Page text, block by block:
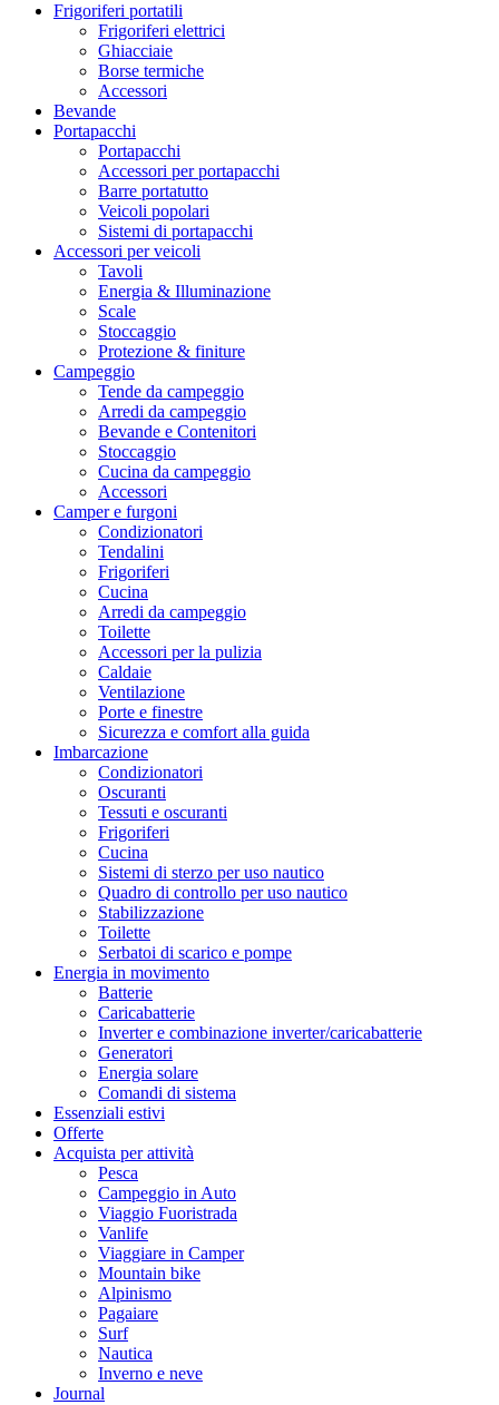
Frigoriferi portatili
Frigoriferi elettrici
Ghiacciaie
Borse termiche
Accessori
Bevande
Portapacchi
Portapacchi
Accessori per portapacchi
Barre portatutto
Veicoli popolari
Sistemi di portapacchi
Accessori per veicoli
Tavoli
Energia & Illuminazione
Scale
Stoccaggio
Protezione & finiture
Campeggio
Tende da campeggio
Arredi da campeggio
Bevande e Contenitori
Stoccaggio
Cucina da campeggio
Accessori
Camper e furgoni
Condizionatori
Tendalini
Frigoriferi
Cucina
Arredi da campeggio
Toilette
Accessori per la pulizia
Caldaie
Ventilazione
Porte e finestre
Sicurezza e comfort alla guida
Imbarcazione
Condizionatori
Oscuranti
Tessuti e oscuranti
Frigoriferi
Cucina
Sistemi di sterzo per uso nautico
Quadro di controllo per uso nautico
Stabilizzazione
Toilette
Serbatoi di scarico e pompe
Energia in movimento
Batterie
Caricabatterie
Inverter e combinazione inverter/caricabatterie
Generatori
Energia solare
Comandi di sistema
Essenziali estivi
Offerte
Acquista per attività
Pesca
Campeggio in Auto
Viaggio Fuoristrada
Vanlife
Viaggiare in Camper
Mountain bike
Alpinismo
Pagaiare
Surf
Nautica
Inverno e neve
Journal